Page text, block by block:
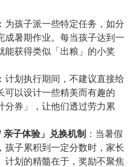
：为孩子派一些特定任务，如分
成暑期作业。每当孩子达到一
能获得类似「出粮」的小奖
：计划执行期间，不建议直接给
可以设计一些精美而有趣的
分券」，让他们透过劳力累
子体验」兑换机制 ：当暑假
孩子累积到一定分数时，家长
计划的精髓在于，奖励不聚焦